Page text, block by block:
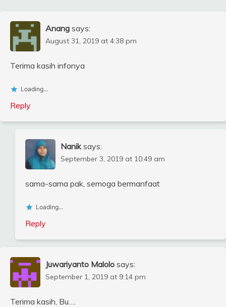
Anang says:
August 31, 2019 at 4:38 pm
Terima kasih infonya
Loading...
Reply
Nanik says:
September 3, 2019 at 10:49 am
sama-sama pak, semoga bermanfaat
Loading...
Reply
Juwariyanto Malolo says:
September 1, 2019 at 9:14 pm
Terima kasih, Bu….